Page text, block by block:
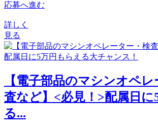
応募へ進む
詳しく
見る
【電子部品のマシンオペ
査など】<必見！>配属日に
る...